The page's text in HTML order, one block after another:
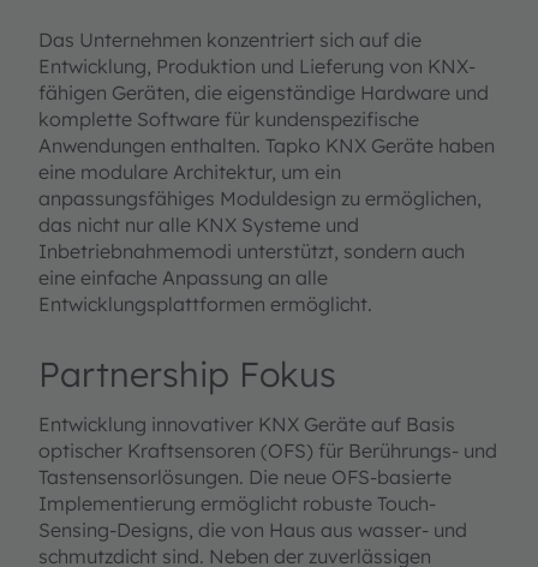
Das Unternehmen konzentriert sich auf die
Entwicklung, Produktion und Lieferung von KNX-
fähigen Geräten, die eigenständige Hardware und
komplette Software für kundenspezifische
Anwendungen enthalten. Tapko KNX Geräte haben
eine modulare Architektur, um ein
anpassungsfähiges Moduldesign zu ermöglichen,
das nicht nur alle KNX Systeme und
Inbetriebnahmemodi unterstützt, sondern auch
eine einfache Anpassung an alle
Entwicklungsplattformen ermöglicht.
Partnership Fokus
Entwicklung innovativer KNX Geräte auf Basis
optischer Kraftsensoren (OFS) für Berührungs- und
Tastensensorlösungen. Die neue OFS-basierte
Implementierung ermöglicht robuste Touch-
Sensing-Designs, die von Haus aus wasser- und
schmutzdicht sind. Neben der zuverlässigen